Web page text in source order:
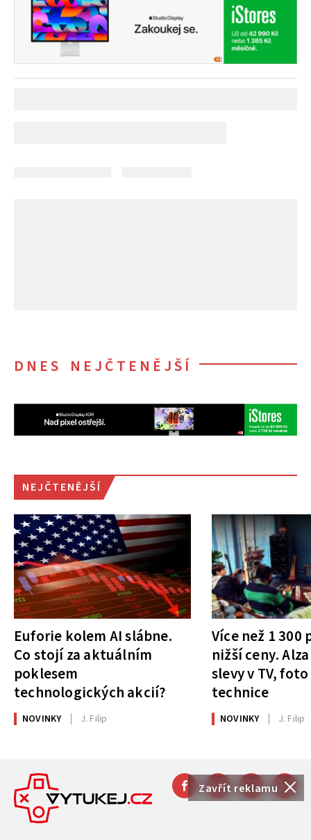
Zavřít reklamu
DNES NEJČTENĚJŠÍ
NEJČTENĚJŠÍ
Euforie kolem AI slábne.
Co stojí za aktuálním
poklesem
technologických akcií?
NOVINKY J. Filip
Více než 1
nižší ceny.
slevy v TV,
technice
NOVINKY J. Filip